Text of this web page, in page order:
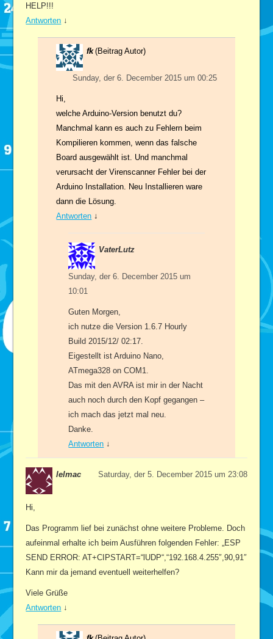
HELP!!!
Antworten ↓
fk (Beitrag Autor)
Sunday, der 6. December 2015 um 00:25
Hi,
welche Arduino-Version benutzt du?
Manchmal kann es auch zu Fehlern beim
Kompilieren kommen, wenn das falsche
Board ausgewählt ist. Und manchmal
verursacht der Virenscanner Fehler bei der
Arduino Installation. Neu Installieren ware
dann die Lösung.
Antworten ↓
VaterLutz
Sunday, der 6. December 2015 um
10:01
Guten Morgen,
ich nutze die Version 1.6.7 Hourly
Build 2015/12/ 02:17.
Eigestellt ist Arduino Nano,
ATmega328 on COM1.
Das mit den AVRA ist mir in der Nacht
auch noch durch den Kopf gegangen –
ich mach das jetzt mal neu.
Danke.
Antworten ↓
lelmac Saturday, der 5. December 2015 um 23:08
Hi,
Das Programm lief bei zunächst ohne weitere Probleme. Doch
aufeinmal erhalte ich beim Ausführen folgenden Fehler: „ESP
SEND ERROR: AT+CIPSTART=“lUDP“,“192.168.4.255″,90,91″
Kann mir da jemand eventuell weiterhelfen?
Viele Grüße
Antworten ↓